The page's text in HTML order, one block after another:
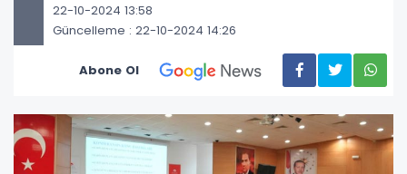
22-10-2024 13:58
Güncelleme : 22-10-2024 14:26
Abone Ol